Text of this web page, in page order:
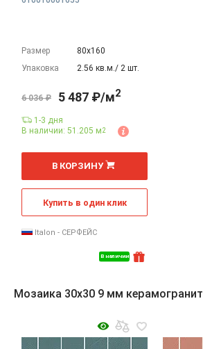
Размер
80х160
Упаковка
2.56 кв.м./ 2 шт.
В наличии
6 036 ₽ 5 487 ₽/м2
1-3 дня
В наличии: 51.205 м2
м
В КОРЗИНУ
Купить в один клик
Italon - СЕРФЕЙС
Мозаика 30x30 9 мм керамогранит